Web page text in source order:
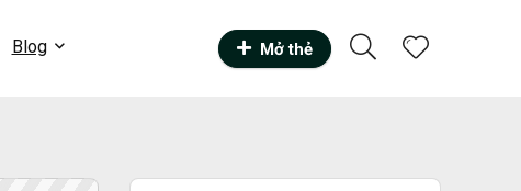
Blog Mở thẻ